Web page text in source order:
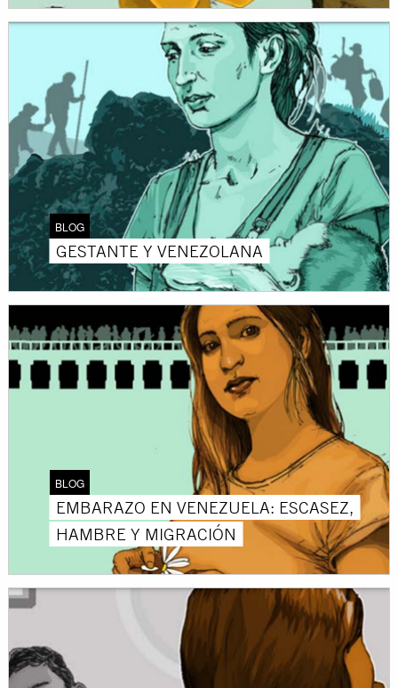
BLOG
GESTANTE Y VENEZOLANA
BLOG
EMBARAZO EN VENEZUELA: ESCASEZ,
HAMBRE Y MIGRACIÓN